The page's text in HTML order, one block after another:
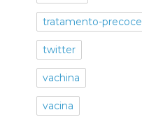
tratamento-precoce
twitter
vachina
vacina